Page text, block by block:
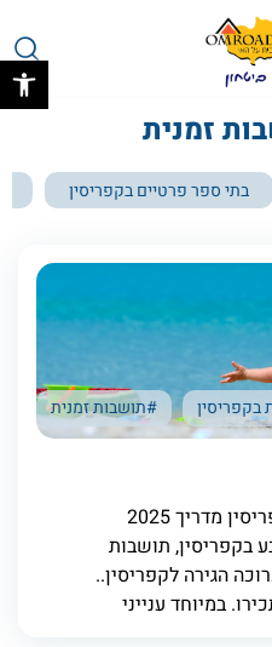
זמנית
בתי ספר פרטיים בקפריסין
בקפריסין #תושבות זמנית
תושבות בקפריסין - הגירה לקפריסין מדריך 2025
בקפריסין, תושבות
הגירה לקפריסין..
במיוחד ענייני